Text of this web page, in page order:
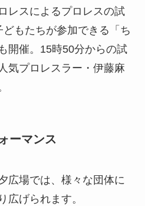
レスによるプロレスの試
もたちが参加できる「ち
開催。15時50分からの試
気プロレスラー・伊藤麻
ーマンス
広場では、様々な団体に
広げられます。